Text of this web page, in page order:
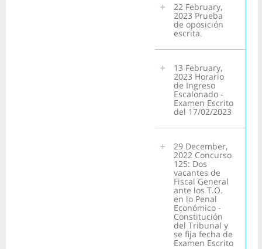
22 February,
2023 Prueba
de oposición
escrita.
13 February,
2023 Horario
de Ingreso
Escalonado -
Examen Escrito
del 17/02/2023
29 December,
2022 Concurso
125: Dos
vacantes de
Fiscal General
ante los T.O.
en lo Penal
Económico -
Constitución
del Tribunal y
se fija fecha de
Examen Escrito